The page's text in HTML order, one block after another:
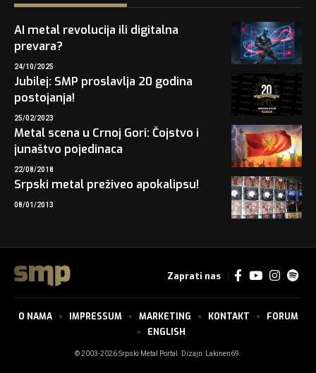
AI metal revolucija ili digitalna
prevara?
24/10/2025
Jubilej: SMP proslavlja 20 godina
postojanja!
25/02/2023
Metal scena u Crnoj Gori: Čojstvo i
junaštvo pojedinaca
22/08/2018
Srpski metal preživeo apokalipsu!
08/01/2013
Zaprati nas
© 2003-2026 Srpski Metal Portal. Dizajn: Lakinen69.
O NAMA IMPRESSUM MARKETING KONTAKT
FORUM
ENGLISH